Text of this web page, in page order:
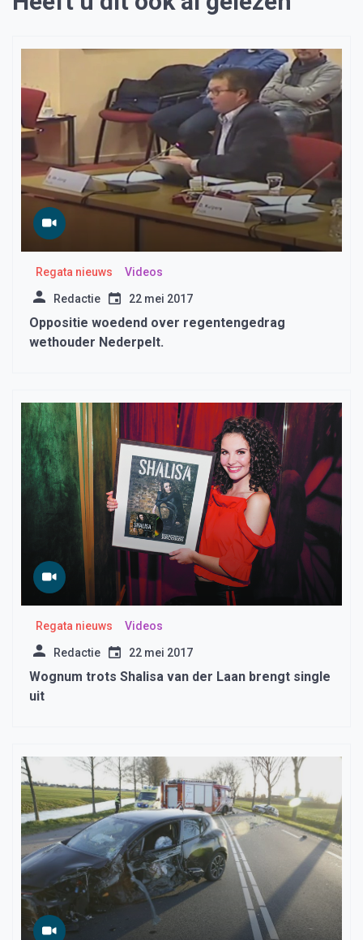
Regata nieuws Videos
Redactie 22 mei 2017
Oppositie woedend over regentengedrag
wethouder Nederpelt.
Regata nieuws Videos
Redactie 22 mei 2017
Wognum trots Shalisa van der Laan brengt single
uit